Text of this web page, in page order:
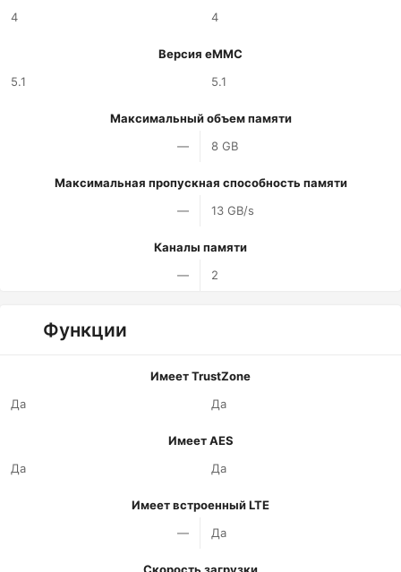
4
4
Версия eMMC
5.1
5.1
Максимальный объем памяти
—
8 GB
Максимальная пропускная способность памяти
—
13 GB/s
Каналы памяти
—
2
Функции
Имеет TrustZone
Да
Да
Имеет AES
Да
Да
Имеет встроенный LTE
—
Да